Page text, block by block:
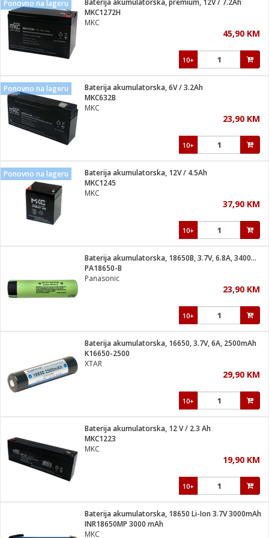
pribor
pribor
Vitrine
Sušilica
/ Zdravlje
za kosu
pribor
i kutije
osigurači
gorivo
Ponovno na lageru
Baterija akumulatorska, premium, 12V / 7.2Ah
MKC1272H
MKC
45,90 KM
10+
Ponovno na lageru
Baterija akumulatorska, 6V / 3.2Ah
MKC632B
MKC
23,90 KM
10+
Ponovno na lageru
Baterija akumulatorska, 12V / 4.5Ah
MKC1245
MKC
37,90 KM
10+
Baterija akumulatorska, 18650B, 3.7V, 6.8A, 3400mAh
PA18650-B
Panasonic
23,90 KM
10+
Baterija akumulatorska, 16650, 3.7V, 6A, 2500mAh
K16650-2500
XTAR
29,90 KM
10+
Baterija akumulatorska, 12 V / 2.3 Ah
MKC1223
MKC
19,90 KM
10+
Baterija akumulatorska, 18650 Li-Ion 3.7V 3000mAh
INR18650MP 3000 mAh
MKC